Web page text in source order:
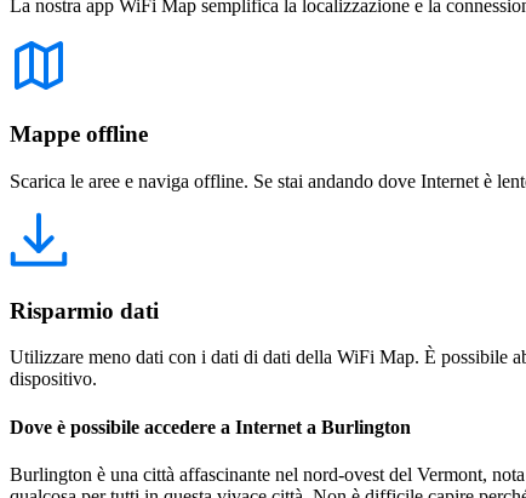
La nostra app WiFi Map semplifica la localizzazione e la
Mappe offline
Scarica le aree e naviga offline. Se stai andando dove Internet è
Risparmio dati
Utilizzare meno dati con i dati di dati della WiFi Map. È possibile
dispositivo.
Dove è possibile accedere a Internet a Burlington
Burlington è una città affascinante nel nord-ovest del Vermont,